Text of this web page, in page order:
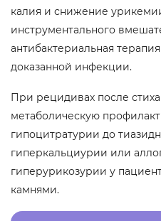
калия и снижение
инструментального
антибактериальная
доказанной инфекции.
При рецидивах после
метаболическую
гипоцитратурии до
гиперкальциурии или
гиперурикозурии у
камнями.